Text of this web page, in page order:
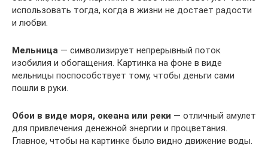
использовать тогда, когда в жизни не достает радости
и любви.
Мельница — символизирует непрерывный поток
изобилия и обогащения. Картинка на фоне в виде
мельницы поспособствует тому, чтобы деньги сами
пошли в руки.
Обои в виде моря, океана или реки — отличный амулет
для привлечения денежной энергии и процветания.
Главное, чтобы на картинке было видно движение воды.